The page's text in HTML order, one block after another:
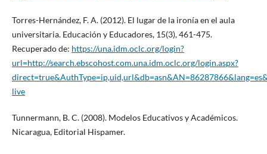
Torres-Hernández, F. A. (2012). El lugar de la ironía en el aula
universitaria. Educación y Educadores, 15(3), 461-475.
Recuperado de: https://una.idm.oclc.org/login?
url=http://search.ebscohost.com.una.idm.oclc.org/login.aspx?
live
Tunnermann, B. C. (2008). Modelos Educativos y Académicos.
Nicaragua, Editorial Hispamer.